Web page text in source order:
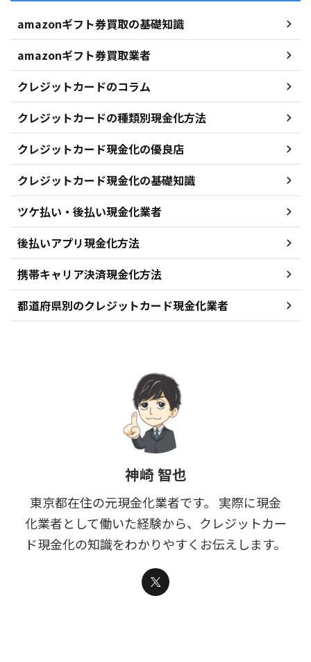
amazonギフト券買取の基礎知識
amazonギフト券買取業者
クレジットカードのコラム
クレジットカードの種類別現金化方法
クレジットカード現金化の優良店
クレジットカード現金化の基礎知識
ツケ払い・後払い現金化業者
後払いアプリ現金化方法
携帯キャリア決済現金化方法
都道府県別のクレジットカード現金化業者
神崎 智也
東京都在住の元現金化業者です。 実際に現金
化業者として働いた経験から、クレジットカー
ド現金化の知識をわかりやすくお伝えします。